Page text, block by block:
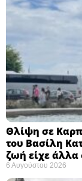
Θλίψη σε
του Βασίλη
ζωή είχε άλλα
6 Αυγούστου 2026